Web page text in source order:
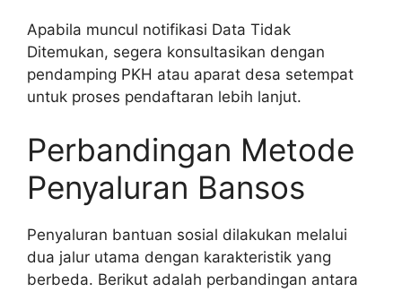
Apabila muncul notifikasi Data Tidak
Ditemukan, segera konsultasikan dengan
pendamping PKH atau aparat desa setempat
untuk proses pendaftaran lebih lanjut.
Perbandingan Metode
Penyaluran Bansos
Penyaluran bantuan sosial dilakukan melalui
dua jalur utama dengan karakteristik yang
berbeda. Berikut adalah perbandingan antara